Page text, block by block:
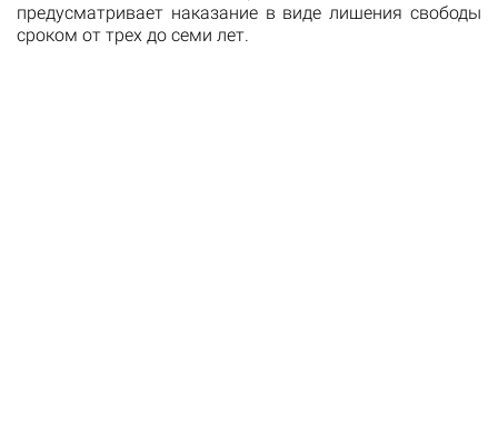
предусматривает наказание в виде лишения свободы
сроком от трех до семи лет.